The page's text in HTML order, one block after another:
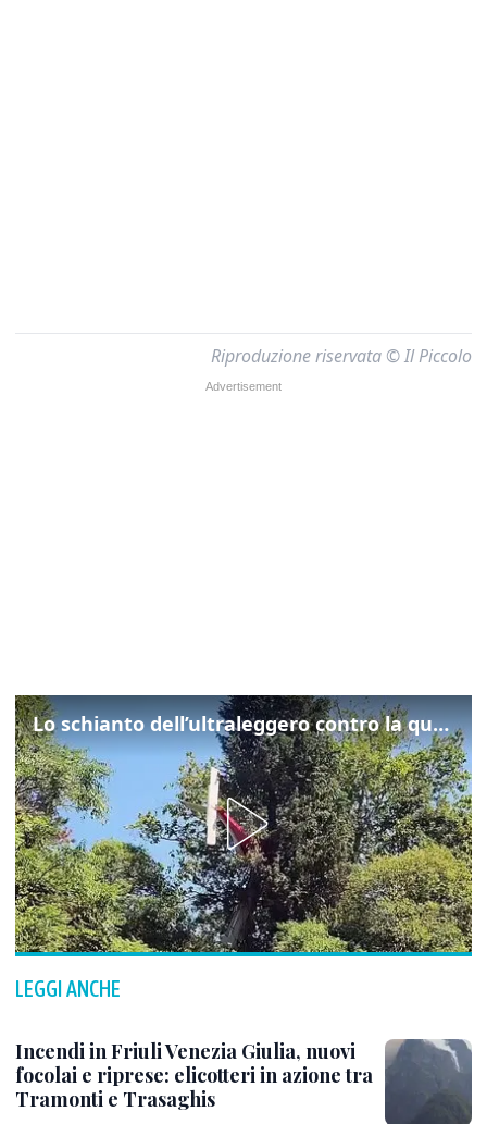
Riproduzione riservata © Il Piccolo
Lo schianto dell’ultraleggero contro la quercia: cosa è successo a Rivarotta
LEGGI ANCHE
Incendi in Friuli Venezia Giulia, nuovi
focolai e riprese: elicotteri in azione tra
Tramonti e Trasaghis